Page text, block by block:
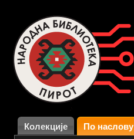
Колекције По наслову